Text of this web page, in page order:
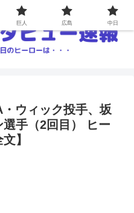
ウィック投手、坂
手（2回目） ヒー
】
巨人 広島 中日